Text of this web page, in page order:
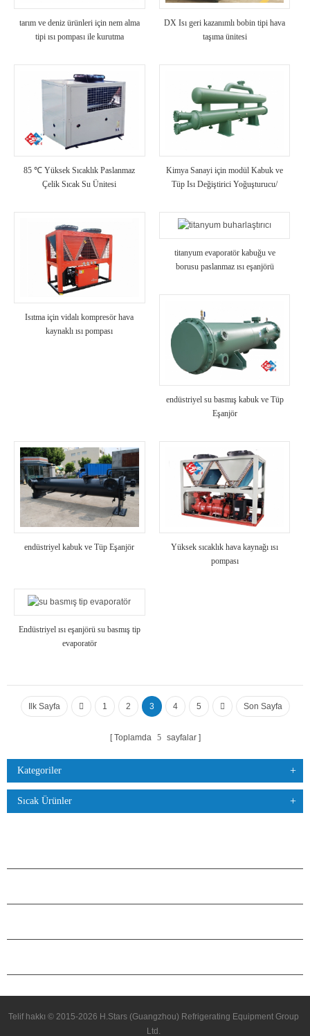
tarım ve deniz ürünleri için nem alma
tipi ısı pompası ile kurutma
DX Isı geri kazanımlı bobin tipi hava
taşıma ünitesi
85 ℃ Yüksek Sıcaklık Paslanmaz
Çelik Sıcak Su Ünitesi
Kimya Sanayi için modül Kabuk ve
Tüp Isı Değiştirici Yoğuşturucu/
Anti-Korozyon Soğutma Ünitesi
Kullanın
Isıtma için vidalı kompresör hava
kaynaklı ısı pompası
titanyum evaporatör kabuğu ve
borusu paslanmaz ısı eşanjörü
endüstriyel su basmış kabuk ve Tüp
Eşanjör
endüstriyel kabuk ve Tüp Eşanjör
Yüksek sıcaklık hava kaynağı ısı
pompası
Endüstriyel ısı eşanjörü su basmış tip
evaporatör
Ilk Sayfa 1 2 3 4 5 Son Sayfa
Toplamda 5 sayfalar
Kategoriler
Sıcak Ürünler
Telif hakkı © 2015-2026 H.Stars (Guangzhou) Refrigerating Equipment Group
Ltd.